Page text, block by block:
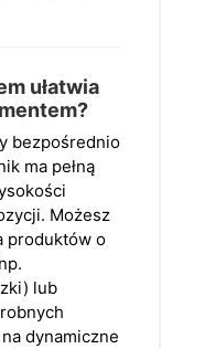
ułatwia
bezpośrednio
ma pełną
Możesz
produktów o
lub
dynamiczne